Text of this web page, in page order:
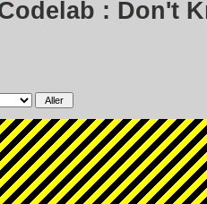
: Don't